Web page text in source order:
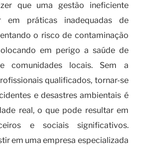
que uma gestão ineficiente
em práticas inadequadas de
o risco de contaminação
em perigo a saúde de
comunidades locais. Sem a
qualificados, tornar-se
e desastres ambientais é
real, o que pode resultar em
e sociais significativos.
em uma empresa especializada